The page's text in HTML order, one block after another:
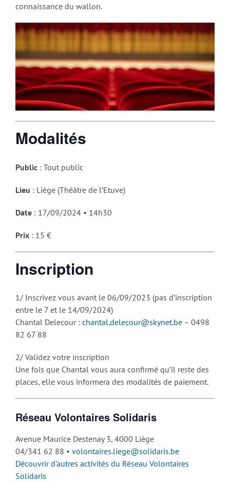
connaissance du wallon.
Modalités
Public : Tout public
Lieu : Liège (Théâtre de l’Etuve)
Date : 17/09/2024 • 14h30
Prix : 15 €
Inscription
1/ Inscrivez vous avant le 06/09/2023 (pas d’inscription
entre le 7 et le 14/09/2024)
Chantal Delecour : chantal.delecour@skynet.be – 0498
82 67 88
2/ Validez votre inscription
Une fois que Chantal vous aura confirmé qu’il reste des
places, elle vous informera des modalités de paiement.
Réseau Volontaires Solidaris
Avenue Maurice Destenay 3, 4000 Liège
04/341 62 88 • volontaires.liege@solidaris.be
Découvrir d'autres activités du Réseau Volontaires
Solidaris